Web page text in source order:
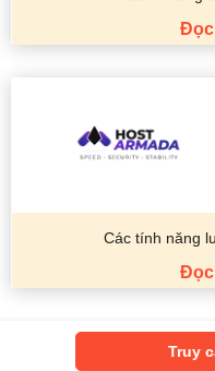
Các tính năng
Truy